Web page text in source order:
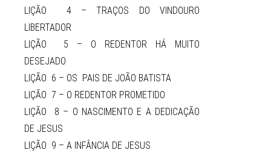
LIÇÃO 4 – TRAÇOS DO VINDOURO
LIBERTADOR
LIÇÃO 5 – O REDENTOR HÁ MUITO
DESEJADO
LIÇÃO 6 – OS PAIS DE JOÃO BATISTA
LIÇÃO 7 – O REDENTOR PROMETIDO
LIÇÃO 8 – O NASCIMENTO E A DEDICAÇÃO
DE JESUS
LIÇÃO 9 – A INFÂNCIA DE JESUS